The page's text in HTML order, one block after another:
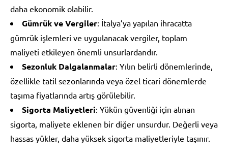
daha ekonomik olabilir.
Gümrük ve Vergiler: İtalya’ya yapılan ihracatta
gümrük işlemleri ve uygulanacak vergiler, toplam
maliyeti etkileyen önemli unsurlardandır.
Sezonluk Dalgalanmalar: Yılın belirli dönemlerinde,
özellikle tatil sezonlarında veya özel ticari dönemlerde
taşıma fiyatlarında artış görülebilir.
Sigorta Maliyetleri: Yükün güvenliği için alınan
sigorta, maliyete eklenen bir diğer unsurdur. Değerli veya
hassas yükler, daha yüksek sigorta maliyetleriyle taşınır.